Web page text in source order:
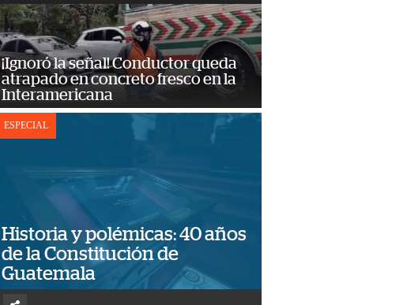
¡Ignoró la señal! Conductor queda
atrapado en concreto fresco en la
Interamericana
ESPECIAL
Historia y polémicas: 40 años
de la Constitución de
Guatemala